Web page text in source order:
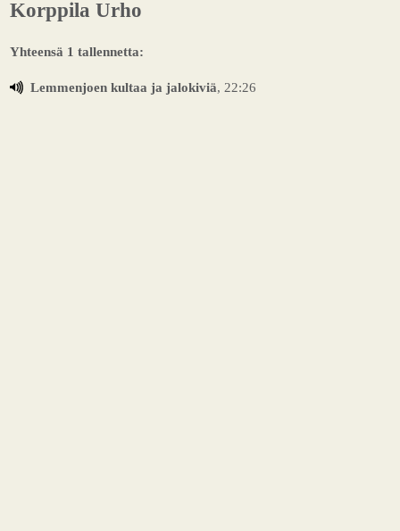
Korppila Urho
Yhteensä 1 tallennetta:
Lemmenjoen kultaa ja jalokiviä, 22:26